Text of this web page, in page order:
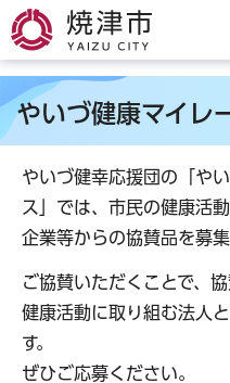
焼津市
やいづ健康マイレ
やいづ健幸応援団の「や
ス」では、市民の健康活
企業等からの協賛品を募集
ご協賛いただくことで、
健康活動に取り組む法人
す。
ぜひご応募ください。